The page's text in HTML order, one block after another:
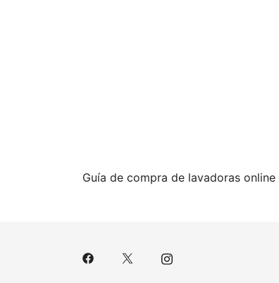
Guía de compra de lavadoras online